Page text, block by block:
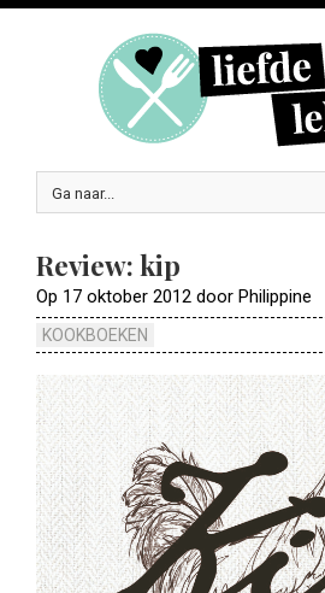
Ga naar...
Review: kip
Op 17 oktober 2012 door Philippine
KOOKBOEKEN